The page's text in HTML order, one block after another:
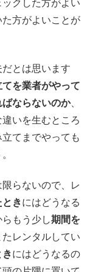
クした方がよい
方がよいことが
とは思います
を業者がやって
ならないのか、
いを生むところ
てまでやっても
らないので、レ
きにはどうなる
もう少し期間を
レンタルしてい
にはどうなるの